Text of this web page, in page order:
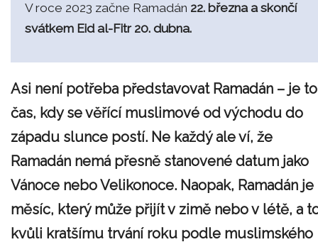
V roce 2023 začne Ramadán 22. března a skončí
svátkem Eid al-Fitr 20. dubna.
Asi není potřeba představovat Ramadán – je to
čas, kdy se věřící muslimové od východu do
západu slunce postí. Ne každý ale ví, že
Ramadán nemá přesně stanovené datum jako
Vánoce nebo Velikonoce. Naopak, Ramadán je
měsíc, který může přijít v zimě nebo v létě, a
kvůli kratšímu trvání roku podle muslimského